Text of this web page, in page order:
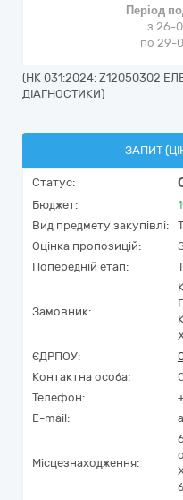
Період
з 26-
по 29-
(НК 031:2024: Z12050302
ДІАГНОСТИКИ)
ЗАПИТ
Статус:
Бюджет:
Вид предмету закупівлі:
Оцінка пропозицій:
Попередній етап:
Замовник:
ЄДРПОУ:
Контактна особа:
Телефон:
E-mail:
Місцезнаходження: